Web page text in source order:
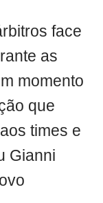
face
as
momento
que
times e
Gianni